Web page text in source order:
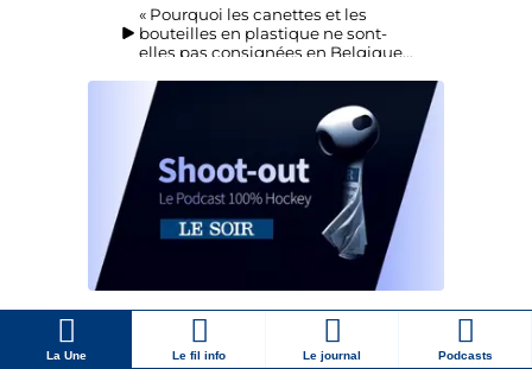
La Une Le fil info Le journal Podcasts